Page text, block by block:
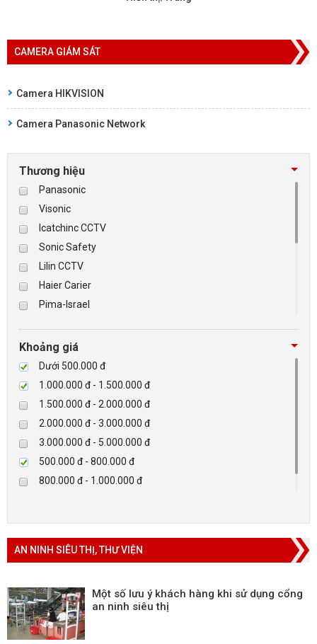
CAMERA GIÁM SÁT
Camera HIKVISION
Camera Panasonic Network
Thương hiệu
Panasonic
Visonic
Icatchinc CCTV
Sonic Safety
Lilin CCTV
Haier Carier
Pima-Israel
Checkpoint
Paradox-Canada
D-max
HIKVISON
Eguard
Khác
Rapiscan
Khoảng giá
Dưới 500.000 đ
1.000.000 đ - 1.500.000 đ
1.500.000 đ - 2.000.000 đ
2.000.000 đ - 3.000.000 đ
3.000.000 đ - 5.000.000 đ
500.000 đ - 800.000 đ
800.000 đ - 1.000.000 đ
AN NINH SIÊU THỊ, THƯ VIỆN
Một số lưu ý khách hàng khi sử dụng cổng
an ninh siêu thị